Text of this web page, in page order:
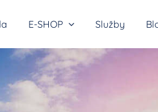
E-SHOP Služby